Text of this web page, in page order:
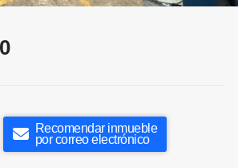
Recomendar inmueble
por correo electrónico